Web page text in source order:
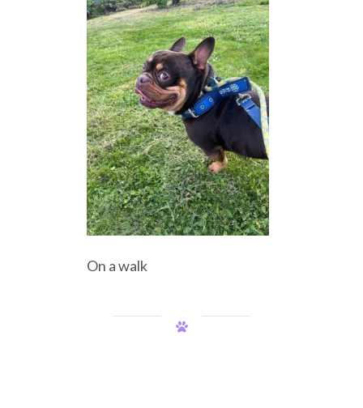
On a walk